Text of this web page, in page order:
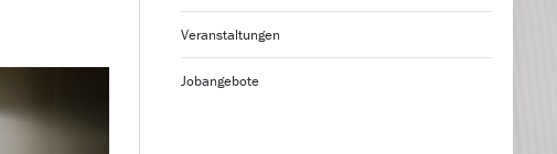
Veranstaltungen
Jobangebote